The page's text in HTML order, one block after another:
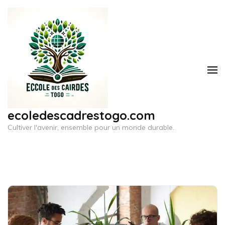
contenu
(Pressez
ecoledescadrestogo.com
Cultiver l'avenir, ensemble pour un monde durable.